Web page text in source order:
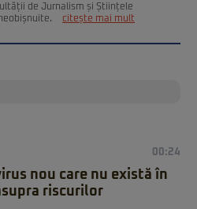
de Jurnalism și Științele
citește mai mult
00:24
nou care nu există în
riscurilor